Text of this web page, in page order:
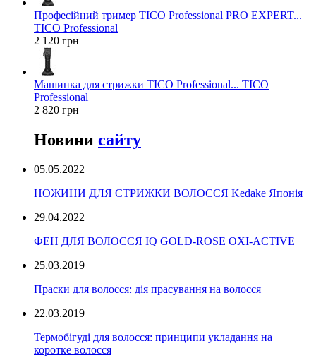
Професійний тример TICO Professional PRO EXPERT...
TICO Professional
2 120 грн
Машинка для стрижки TICO Professional... TICO
Professional
2 820 грн
Новини сайту
05.05.2022
НОЖИНИ ДЛЯ СТРИЖКИ ВОЛОССЯ Kedake Японія
29.04.2022
ФЕН ДЛЯ ВОЛОССЯ IQ GOLD-ROSE OXI-ACTIVE
25.03.2019
Праски для волосся: дія прасування на волосся
22.03.2019
Термобігуді для волосся: принципи укладання на
коротке волосся